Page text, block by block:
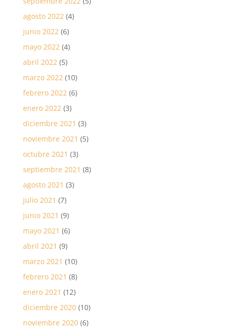
agosto 2022(4)
junio 2022(6)
mayo 2022(4)
abril 2022(5)
marzo 2022(10)
febrero 2022(6)
enero 2022(3)
diciembre 2021 (3)
noviembre 2021 (5)
octubre 2021 (3)
septiembre 2021 (8)
agosto 2021 (3)
julio 2021 (7)
junio 2021 (9)
mayo 2021 (6)
abril 2021 (9)
marzo 2021 (10)
febrero 2021 (8)
enero 2021 (12)
diciembre 2020(10)
noviembre 2020(6)